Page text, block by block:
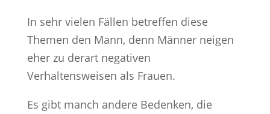
In sehr vielen Fällen betreffen diese
Themen den Mann, denn Männer neigen
eher zu derart negativen
Verhaltensweisen als Frauen.
Es gibt manch andere Bedenken, die